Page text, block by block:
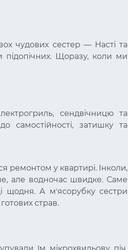
чудових сестер — Насті та
підопічних. Щоразу, коли ми
сендвічницю та
затишку та
ремонтом у квартирі. Інколи,
але водночас швидке. Саме
щодня. А мʼясорубку сестри
страв.